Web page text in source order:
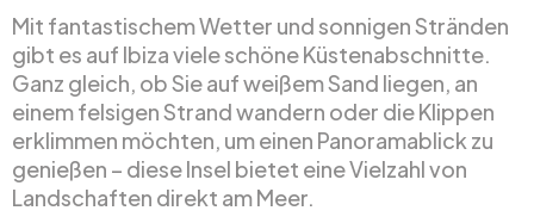
Mit fantastischem Wetter und sonnigen Stränden
gibt es auf Ibiza viele schöne Küstenabschnitte.
Ganz gleich, ob Sie auf weißem Sand liegen, an
einem felsigen Strand wandern oder die Klippen
erklimmen möchten, um einen Panoramablick zu
genießen – diese Insel bietet eine Vielzahl von
Landschaften direkt am Meer.